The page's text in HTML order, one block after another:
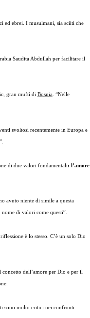
ed ebrei. I musulmani, sia sciiti che
Saudita Abdullah per facilitare il
gran muftì di Bosnia. “Nelle
svoltosi recentemente in Europa e
di due valori fondamentali: l’amore
avuto niente di simile a questa
di valori come questi”.
è lo stesso. C’è un solo Dio
dell’amore per Dio e per il
sono molto critici nei confronti